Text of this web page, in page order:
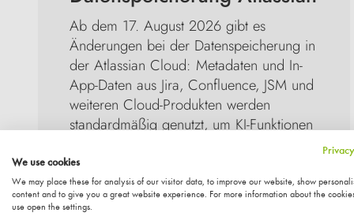
Ab dem 17. August 2026 gibt es
Änderungen bei der Datenspeicherung in
der Atlassian Cloud: Metadaten und In-
App-Daten aus Jira, Confluence, JSM und
weiteren Cloud-Produkten werden
standardmäßig genutzt, um KI-Funktionen
verbessern. Das betrifft alle Cloud-Pläne
– mit unterschiedlichen
Steuerungsmöglichkeiten. Kein Grund zur
We use cookies
We may place these for analysis of our visitor data, to improve our website, show
content and to give you a great website experience. For more information about the
use open the settings.